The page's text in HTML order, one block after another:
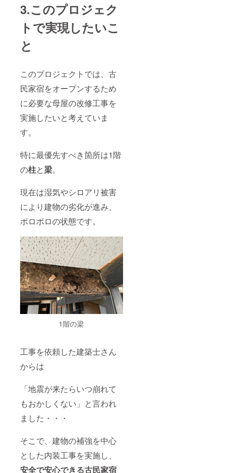
3.このプロジェク
トで実現したいこ
と
このプロジェクトでは、古
民家宿をオープンするため
に必要な母屋の改修工事を
実施したいと考えていま
す。
特に最優先すべき箇所は1階
の柱と梁。
現在は湿気やシロアリ被害
により建物の劣化が進み、
ボロボロの状態です。
1階の梁
工事を依頼した建築士さん
からは
「地震が来たらいつ崩れて
もおかしくない」と言われ
ました・・・
そこで、建物の補強を中心
とした内装工事を実施し、
安全で安心できる古民家宿